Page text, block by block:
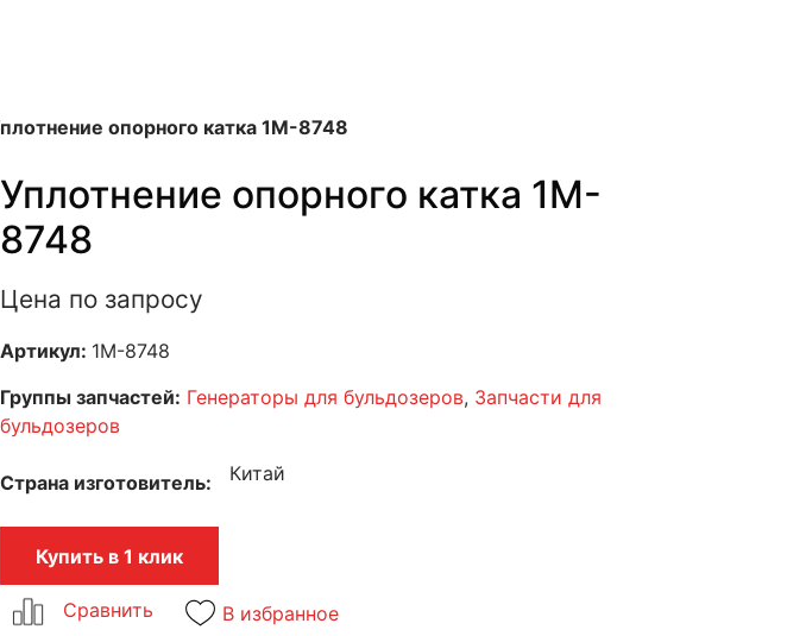
опорного катка 1M-8748
Уплотнение опорного катка 1M-
8748
Цена по запросу
Артикул: 1M-8748
Группы запчастей: Генераторы для бульдозеров, Запчасти для
бульдозеров
Страна изготовитель Китай
Купить в 1 клик
В избранное